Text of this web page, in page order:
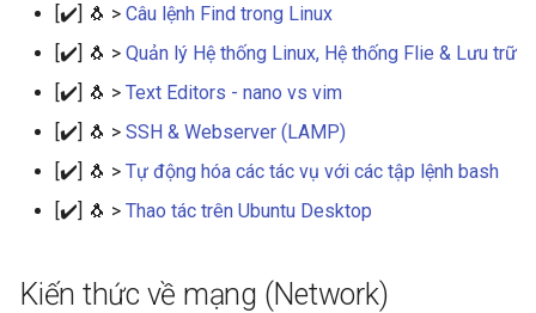
[✔️] 🐧 > Câu lệnh Find trong Linux
[✔️] 🐧 > Quản lý Hệ thống Linux, Hệ thống Flie & Lưu trữ
[✔️] 🐧 > Text Editors - nano vs vim
[✔️] 🐧 > SSH & Webserver (LAMP)
[✔️] 🐧 > Tự động hóa các tác vụ với các tập lệnh bash
[✔️] 🐧 > Thao tác trên Ubuntu Desktop
Kiến thức về mạng (Network)